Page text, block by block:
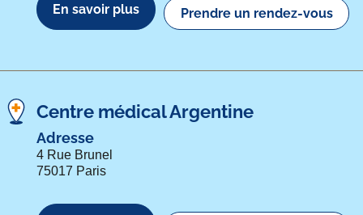
En savoir plus Prendre un rendez-vous
Centre médical Argentine
Adresse
4 Rue Brunel
75017 Paris